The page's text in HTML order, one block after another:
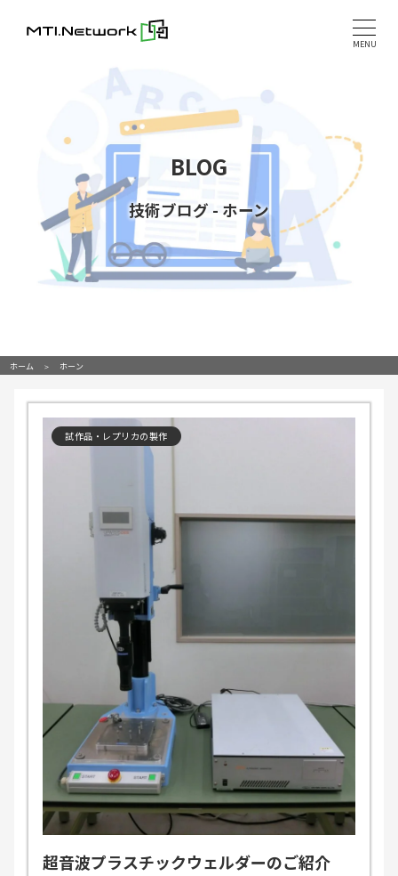
MENU
BLOG
技術ブログ - ホーン
ホーム ホーン
試作品・レプリカの製作
超音波プラスチックウェルダーのご紹介